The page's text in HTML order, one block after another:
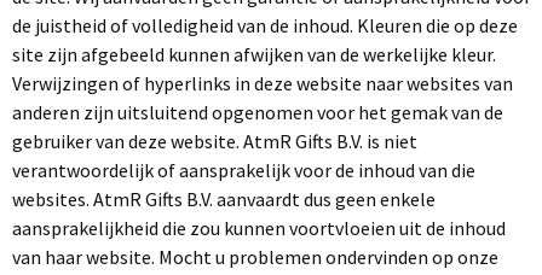
NoodPakket
Borrelpakketten
Duurzame pakketten
Brievenbuspakketten
Rugtassen
Koeltassen
Sport & reistassen
Documenten & laptoptassen
Stoffen sleutelhangers (Keytags)
Metalen sleutelhangers
2D & 3D sleutelhangers
Tassen
Bodywarmers
Craft Teamwear
Mutsen & Beanies
Mutsen HOT
Mokken
Full color mokken POPULAIR
Koffiemokken
Krijtmokken
Draagtassen
Boodschappentassen
Opvouwbare boodschappentassen
Sport & vrije tijd
Camera's
Computer accessoires
Standaards en houders
USB-Sticks
Pepermunt blikjes
Pepermunt overig
Koeken
Koekblikken & Stroopwafels in blik
Teken & Kleuren sets
Kinderschrijfwaren
Markeer stiften
Potloden
Standaard paraplu's
Golfparaplu's BESTSELLER
Stormparaplu's
Opvouwbare paraplu's
Nagelverzorging
Bestsellers automotive
Parkeerschijven
Ijskrabbers HOT
de juistheid of volledigheid van de inhoud. Kleuren die op deze
site zijn afgebeeld kunnen afwijken van de werkelijke kleur.
Verwijzingen of hyperlinks in deze website naar websites van
anderen zijn uitsluitend opgenomen voor het gemak van de
gebruiker van deze website. AtmR Gifts B.V. is niet
verantwoordelijk of aansprakelijk voor de inhoud van die
websites. AtmR Gifts B.V. aanvaardt dus geen enkele
aansprakelijkheid die zou kunnen voortvloeien uit de inhoud
van haar website. Mocht u problemen ondervinden op onze